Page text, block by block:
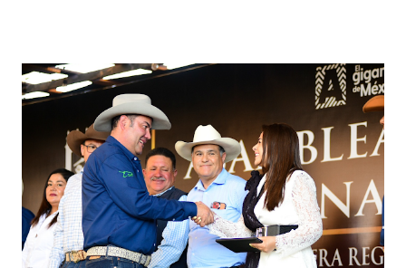
Corazón Urbano y el Municipio capital. Leo Montañez
informó que en este programa se usarán cerca de 90 mil
metros cuadrados de pintura, para dar inicio en la calle
Nieto, entre Jesús F. Elizondo y la calle 22 de Octubre, con
lo que se aplicará pintura en 66 casas. Posteriormente se
llevará este programa a Villas de Nuestra Señora de la
Asunción, Avenida Alameda y Decreto 27 de Septiembre, en
los edificios FOVISSSTE Ojo de Agua, en la comunidad